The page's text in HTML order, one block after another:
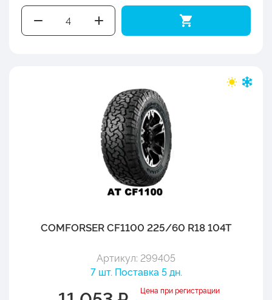
COMFORSER CF1100 225/60 R18 104T
Артикул: 299405
7 шт. Поставка 5 дн.
Цена при регистрации